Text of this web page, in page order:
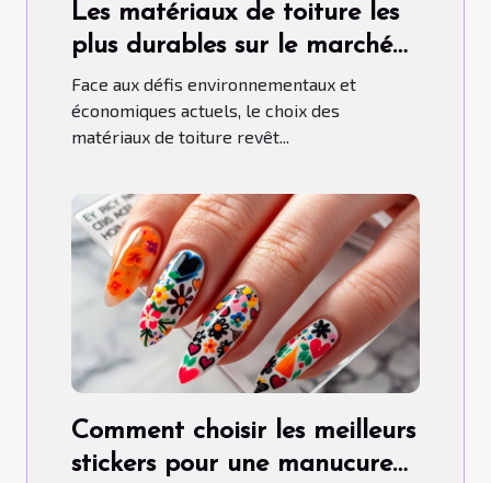
Les matériaux de toiture les
plus durables sur le marché
aujourd'hui
Face aux défis environnementaux et
économiques actuels, le choix des
matériaux de toiture revêt...
Comment choisir les meilleurs
stickers pour une manucure